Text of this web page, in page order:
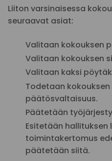
Liiton varsinaisessa
seuraavat asiat:
Valitaan kokouksen
Valitaan kokouksen
Valitaan kaksi
Todetaan kokouksen
päätösvaltaisuus.
Päätetään
Esitetään hallituksen
toimintakertomus
päätetään siitä.